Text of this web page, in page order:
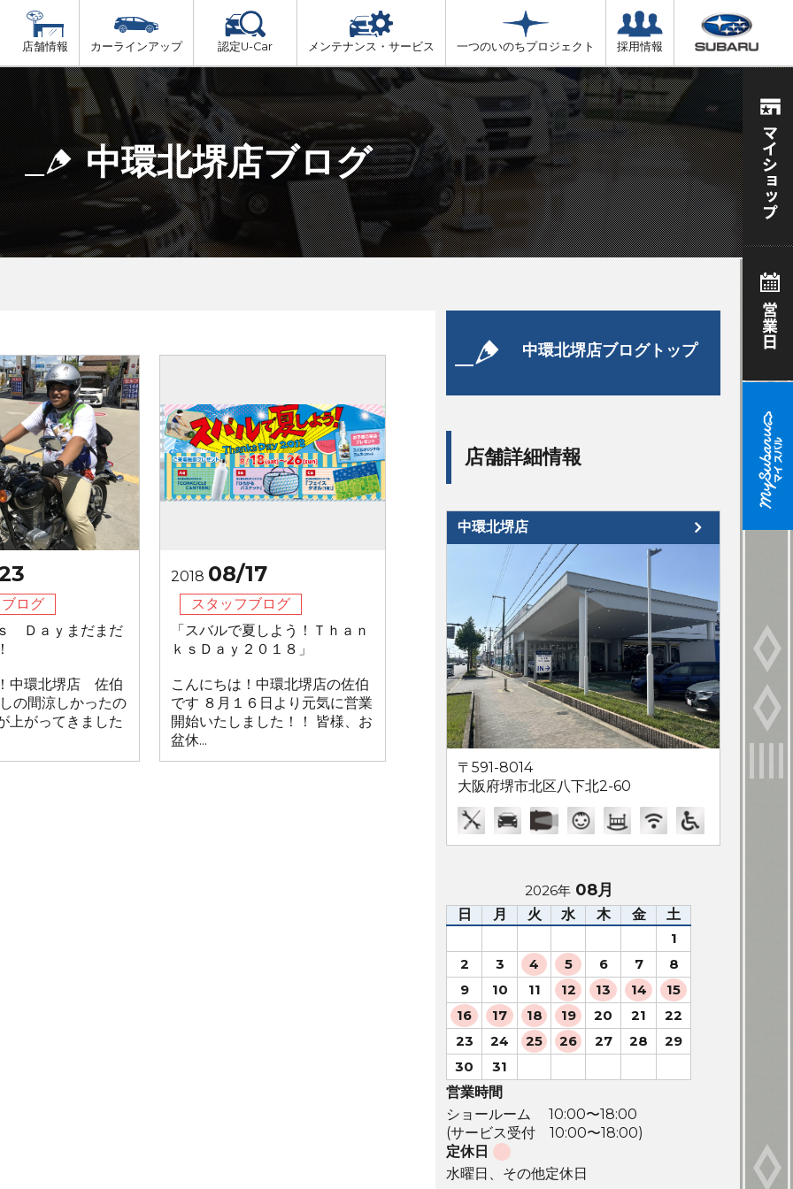
店舗情報
覧 大阪府北部
大阪府市内
大阪府南部
カーラインアップ 認定U-Car メンテナンス・サービス
ス 車検（法定24か月点検）
法定 12ヶ月 点検
6ヶ月ごとの セーフティ チェック
車検 3ヶ月前 無料診断
一つのいのちプロジェクト 採用情報
中環北堺店ブログ
ログ
Ｄａｙまだまだ
中環北堺店 佐伯
の間涼しかったの
上がってきました
2018 08/17
スタッフブログ
「スバルで夏しよう！Ｔｈａｎ
ｋｓＤａｙ２０１８」
こんにちは！中環北堺店の佐伯
です ８月１６日より元気に営業
開始いたしました！！ 皆様、お
盆休...
中環北堺店ブログトップ
店舗詳細情報
中環北堺店
〒591-8014
大阪府堺市北区八下北2-60
2026年 08月
日 月 火 水 木 金 土
1
2
3 4 5 6 7
8
9
10 11 12 13 14
15
16
17 18 19 20 21
22
23
24 25 26 27 28
29
30
31
営業時間
ショールーム 10:00〜18:00
(サービス受付 10:00〜18:00)
定休日
水曜日、その他定休日